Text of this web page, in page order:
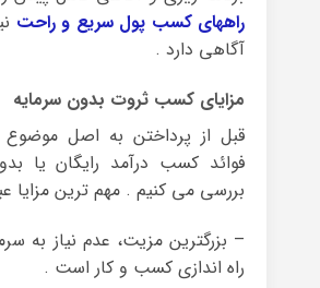
راههای کسب پول سریع و راحت
آگاهی دارد .
مزایای کسب ثروت بدون سرمایه
قبل از پرداختن به اصل موضوع
فوائد کسب درآمد رایگان یا
بررسی می کنیم . مهم ترین مزایا
– بزرگترین مزیت، عدم نیاز به
راه اندازی کسب و کار است .